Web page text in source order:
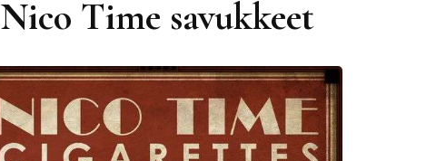
Nico Time savukkeet